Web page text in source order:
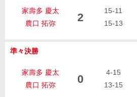
家壽多 慶太
農口 拓弥
2
15-11
15-13
準々決勝
家壽多 慶太
農口 拓弥
0
4-15
13-15